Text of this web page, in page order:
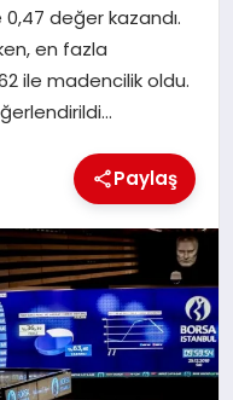
değer kazandı.
en fazla
ile madencilik oldu.
Paylaş